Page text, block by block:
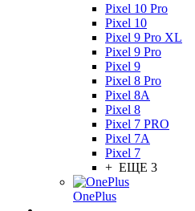
Pixel 10 Pro
Pixel 10
Pixel 9 Pro XL
Pixel 9 Pro
Pixel 9
Pixel 8 Pro
Pixel 8A
Pixel 8
Pixel 7 PRO
Pixel 7A
Pixel 7
+ ЕЩЕ 3
OnePlus